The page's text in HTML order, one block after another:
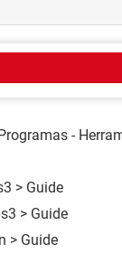
MISMO TEMA
-
> Guide
> Guide
> Guide